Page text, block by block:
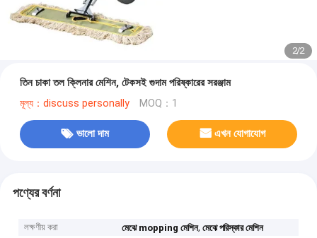
1/2
তিন চাকা তল ক্লিনার মেশিন, টেকসই গুদাম পরিষ্কারের সরঞ্জাম
মূল্য：discuss personally MOQ：1
ভালো দাম এখন যোগাযোগ
পণ্যের বর্ণনা
লক্ষণীয় করা মেঝে mopping মেশিন,মেঝে পরিস্কার মেশিন